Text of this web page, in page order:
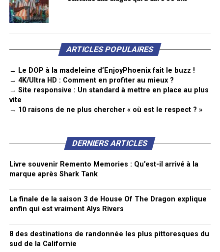
ARTICLES POPULAIRES
→ Le DOP à la madeleine d’EnjoyPhoenix fait le buzz !
→ 4K/Ultra HD : Comment en profiter au mieux ?
→ Site responsive : Un standard à mettre en place au plus
vite
→ 10 raisons de ne plus chercher « où est le respect ? »
DERNIERS ARTICLES
Livre souvenir Remento Memories : Qu’est-il arrivé à la
marque après Shark Tank
La finale de la saison 3 de House Of The Dragon explique
enfin qui est vraiment Alys Rivers
8 des destinations de randonnée les plus pittoresques du
sud de la Californie